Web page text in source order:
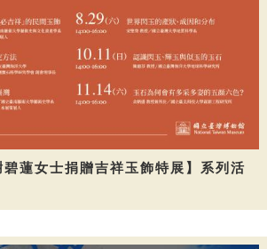
碧蓮女士捐贈吉祥玉飾特展】系列活